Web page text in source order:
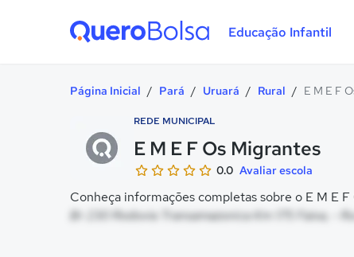
Educação Infantil
Página Inicial / Pará / Uruará / Rural / E M E F
REDE MUNICIPAL
E M E F Os Migrantes
0.0 Avaliar escola
Conheça informações completas sobre o E M E
Br 230 Rodovia Transamazonica Km 175 Faixa, -